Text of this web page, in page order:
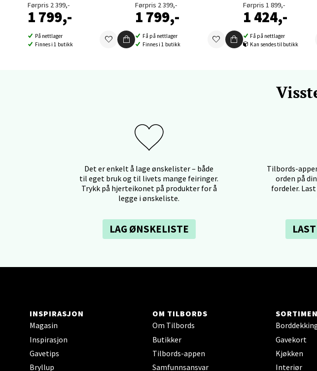
Førpris 2 399,-
1 799,-
På nettlager
Finnes i 1 butikk
Førpris 2 399,-
1 799,-
Få på nettlager
Finnes i 1 butikk
Førpris 1 899,-
1 424,-
Få på nettlager
Kan sendes til butikk
Det er enkelt å lage ønskelister – både
til eget bruk og til livets mange feiringer.
Trykk på hjerteikonet på produkter for å
legge i ønskeliste.
LAG ØNSKELISTE
Tilbords-
orden på
fordeler.
INSPIRASJON
Magasin
Inspirasjon
Gavetips
Bryllup
OM TILBORDS
Om Tilbords
Butikker
Tilbords-appen
Samfunnsansvar
Gavekort
Kjøkken
Interiør
Brodtkorbsgate 7, 1338 Sandvika
Åpent i dag 10-21
0 i butikk
Sartorvegen 12, 5353 Straume
Trondheim - Sirkus
Falkenborgveien 5, 7044 Trondheim
Sortland - Sortland
Strangata 26, 8400 Sortland